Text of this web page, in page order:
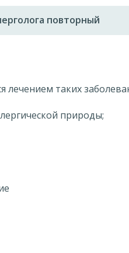
повторный
лечением таких
природы;